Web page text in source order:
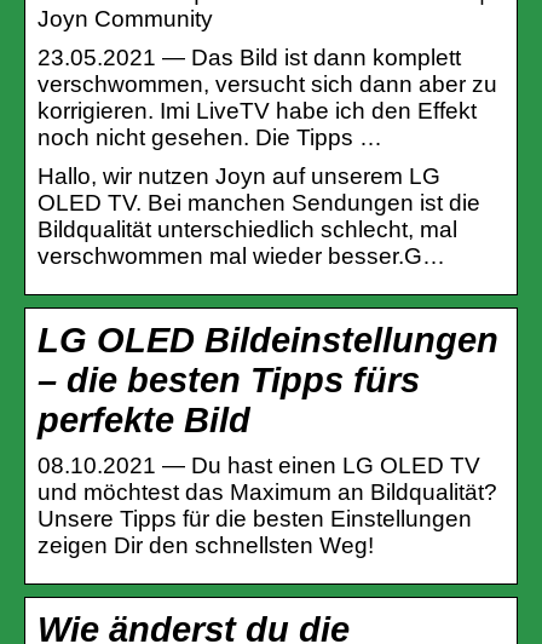
Joyn Community
23.05.2021 — Das Bild ist dann komplett
verschwommen, versucht sich dann aber zu
korrigieren. Imi LiveTV habe ich den Effekt
noch nicht gesehen. Die Tipps …
Hallo, wir nutzen Joyn auf unserem LG
OLED TV. Bei manchen Sendungen ist die
Bildqualität unterschiedlich schlecht, mal
verschwommen mal wieder besser.G…
LG OLED Bildeinstellungen
– die besten Tipps fürs
perfekte Bild
08.10.2021 — Du hast einen LG OLED TV
und möchtest das Maximum an Bildqualität?
Unsere Tipps für die besten Einstellungen
zeigen Dir den schnellsten Weg!
Wie änderst du die